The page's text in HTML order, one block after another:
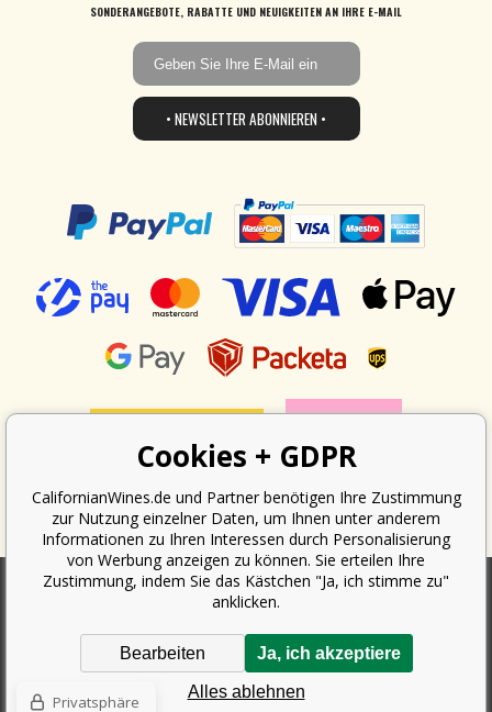
SONDERANGEBOTE, RABATTE UND NEUIGKEITEN AN IHRE E-MAIL
• NEWSLETTER ABONNIEREN •
verpflichtet, dem Käufer eine Quittung auszustellen. Gleichzeitig ist er
verpflichtet, den erhaltenen Umsatz online beim Finanzamt zu erfassen;
im Falle eines technischen Ausfalls dann spätestens innerhalb von 48
Stunden.
Cookies + GDPR
CalifornianWines.de und Partner benötigen Ihre Zustimmung
zur Nutzung einzelner Daten, um Ihnen unter anderem
Informationen zu Ihren Interessen durch Personalisierung
von Werbung anzeigen zu können. Sie erteilen Ihre
Zustimmung, indem Sie das Kästchen "Ja, ich stimme zu"
anklicken.
Alles ablehnen
Ja, ich akzeptiere
Bearbeiten
Privatsphäre